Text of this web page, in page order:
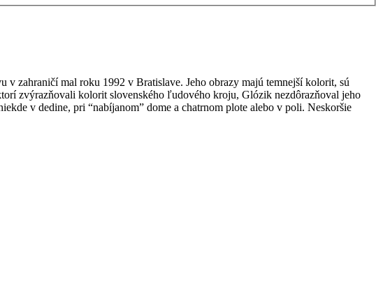
zahraničí mal roku 1992 v Bratislave. Jeho obrazy majú temnejší kolorit, sú
zvýrazňovali kolorit slovenského ľudového kroju, Glózik nezdôrazňoval jeho
v dedine, pri “nabíjanom” dome a chatrnom plote alebo v poli. Neskoršie